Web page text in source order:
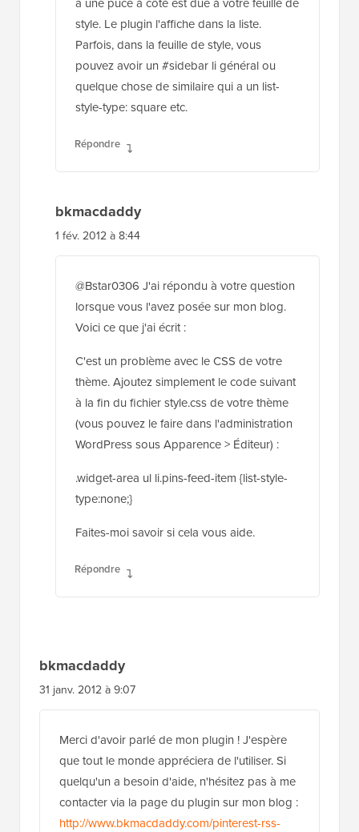
style. Le plugin l'affiche dans la liste.
Parfois, dans la feuille de style, vous
pouvez avoir un #sidebar li général ou
quelque chose de similaire qui a un list-
style-type: square etc.
Répondre
bkmacdaddy
1 fév. 2012 à 8:44
@Bstar0306 J'ai répondu à votre question
lorsque vous l'avez posée sur mon blog.
Voici ce que j'ai écrit :
C'est un problème avec le CSS de votre
thème. Ajoutez simplement le code suivant
à la fin du fichier style.css de votre thème
(vous pouvez le faire dans l'administration
WordPress sous Apparence > Éditeur) :
.widget-area ul li.pins-feed-item {list-style-
type:none;}
Faites-moi savoir si cela vous aide.
Répondre
bkmacdaddy
31 janv. 2012 à 9:07
Merci d'avoir parlé de mon plugin ! J'espère
que tout le monde appréciera de l'utiliser. Si
quelqu'un a besoin d'aide, n'hésitez pas à me
contacter via la page du plugin sur mon blog :
http://www.bkmacdaddy.com/pinterest-rss-